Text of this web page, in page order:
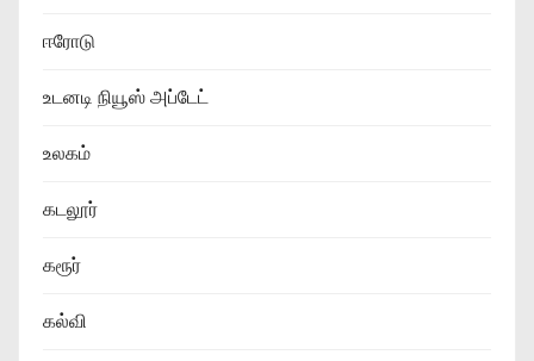
ஈரோடு
உடனடி நியூஸ் அப்டேட்
உலகம்
கடலூர்
கரூர்
கல்வி